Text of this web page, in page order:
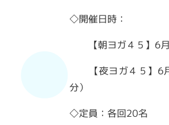
◇開催日時：
【朝ヨガ４５】6月
【夜ヨガ４５】6
分）
◇定員：各回20名